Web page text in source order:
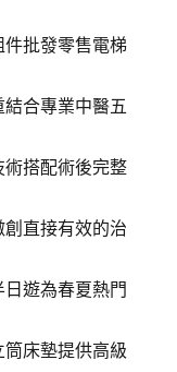
批發零售電梯
合專業中醫五
搭配術後完整
直接有效的治
遊為春夏熱門
床墊提供高級